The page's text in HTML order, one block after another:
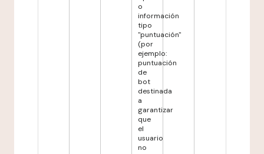
o
información
tipo
"puntuación"
(por
ejemplo:
puntuación
de
bot
destinada
a
garantizar
que
el
usuario
no